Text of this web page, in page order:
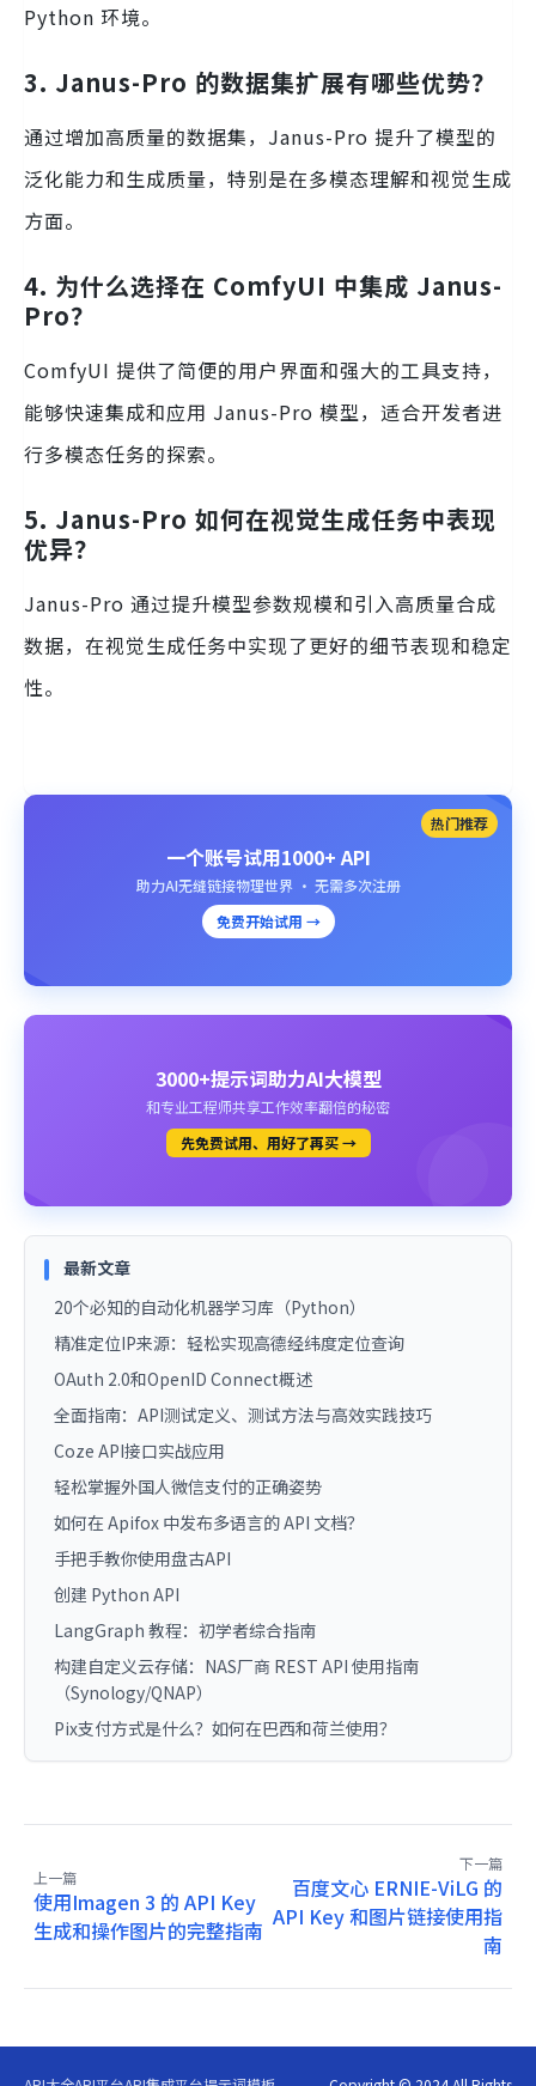
Python 环境。
3. Janus-Pro 的数据集扩展有哪些优势？
通过增加高质量的数据集，Janus-Pro 提升了模型的
泛化能力和生成质量，特别是在多模态理解和视觉生成
方面。
4. 为什么选择在 ComfyUI 中集成 Janus-
Pro？
ComfyUI 提供了简便的用户界面和强大的工具支持，
能够快速集成和应用 Janus-Pro 模型，适合开发者进
行多模态任务的探索。
5. Janus-Pro 如何在视觉生成任务中表现
优异？
Janus-Pro 通过提升模型参数规模和引入高质量合成
数据，在视觉生成任务中实现了更好的细节表现和稳定
性。
热门推荐
一个账号试用1000+ API
助力AI无缝链接物理世界 · 无需多次注册
免费开始试用 →
3000+提示词助力AI大模型
和专业工程师共享工作效率翻倍的秘密
先免费试用、用好了再买 →
最新文章
20个必知的自动化机器学习库（Python）
精准定位IP来源：轻松实现高德经纬度定位查询
OAuth 2.0和OpenID Connect概述
全面指南：API测试定义、测试方法与高效实践技巧
Coze API接口实战应用
轻松掌握外国人微信支付的正确姿势
如何在 Apifox 中发布多语言的 API 文档？
手把手教你使用盘古API
创建 Python API
LangGraph 教程：初学者综合指南
构建自定义云存储：NAS厂商 REST API 使用指南
（Synology/QNAP）
Pix支付方式是什么？如何在巴西和荷兰使用？
上一篇
使用Imagen 3 的 API Key
生成和操作图片的完整指南
下一篇
百度文心 ERNIE-ViLG 的
API Key 和图片链接使用指
南